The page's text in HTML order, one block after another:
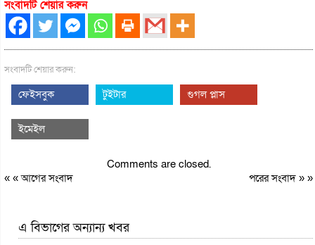
সংবাদটি শেয়ার করুন
সংবাদটি শেয়ার করুন:
ফেইসবুক টুইটার গুগল প্লাস
ইমেইল
Comments are closed.
« «আগের সংবাদ পরের সংবাদ» »
এ বিভাগের অন্যান্য খবর